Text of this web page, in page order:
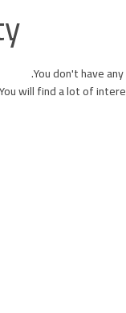
You don't have
You will find a lot of